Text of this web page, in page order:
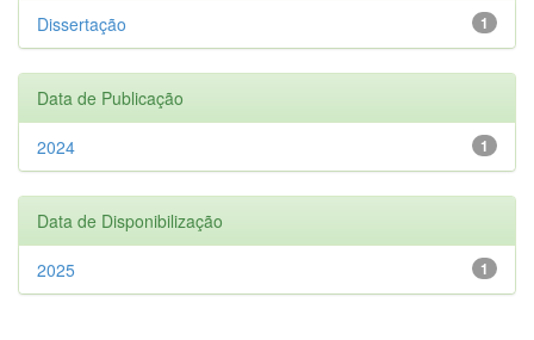
1
Dissertação
Data de Publicação
1
2024
Data de Disponibilização
1
2025